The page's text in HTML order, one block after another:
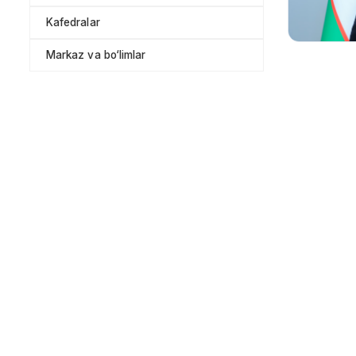
Kafedralar
Markaz va bo‘limlar